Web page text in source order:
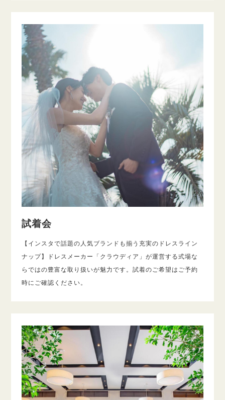
試着会
【インスタで話題の人気ブランドも揃う充実のドレスライン
ナップ】ドレスメーカー「クラウディア」が運営する式場な
らではの豊富な取り扱いが魅力です。試着のご希望はご予約
時にご確認ください。